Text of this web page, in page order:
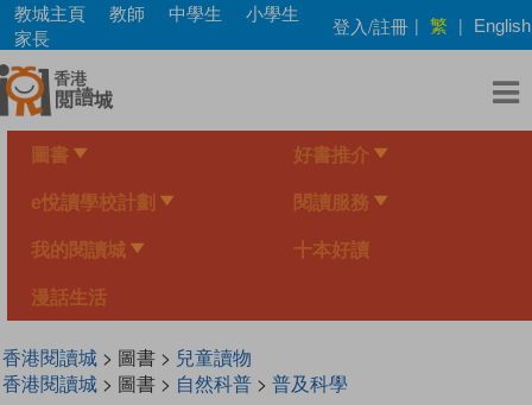
Skip
main
content
教城主頁 教師 中學生
小學生
家長
登入/註冊 | 繁 | English
圖書 好書推介
e悅讀學校計劃 閱讀服務
我的閱讀城 十本好讀
漫話生活
香港閱讀城> 圖書 > 兒童讀物
香港閱讀城> 圖書 > 自然科普> 普及科學